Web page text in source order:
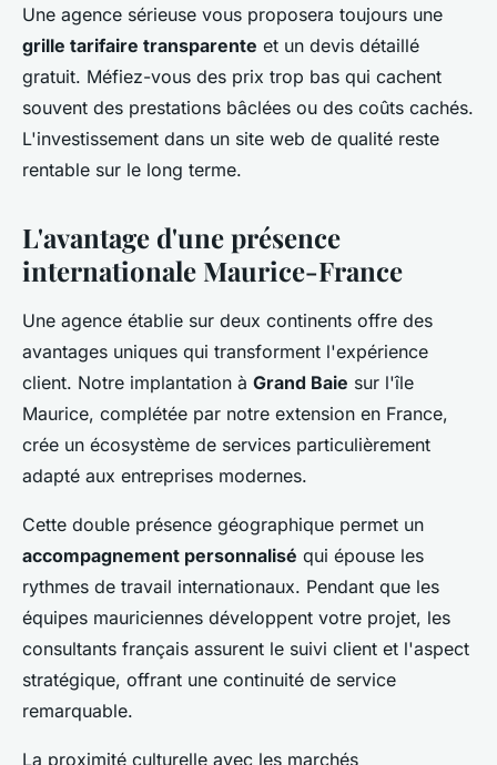
Une agence sérieuse vous proposera toujours une
grille tarifaire transparente et un devis détaillé
gratuit. Méfiez-vous des prix trop bas qui cachent
souvent des prestations bâclées ou des coûts cachés.
L'investissement dans un site web de qualité reste
rentable sur le long terme.
L'avantage d'une présence
internationale Maurice-France
Une agence établie sur deux continents offre des
avantages uniques qui transforment l'expérience
client. Notre implantation à Grand Baie sur l'île
Maurice, complétée par notre extension en France,
crée un écosystème de services particulièrement
adapté aux entreprises modernes.
Cette double présence géographique permet un
accompagnement personnalisé qui épouse les
rythmes de travail internationaux. Pendant que les
équipes mauriciennes développent votre projet, les
consultants français assurent le suivi client et l'aspect
stratégique, offrant une continuité de service
remarquable.
La proximité culturelle avec les marchés